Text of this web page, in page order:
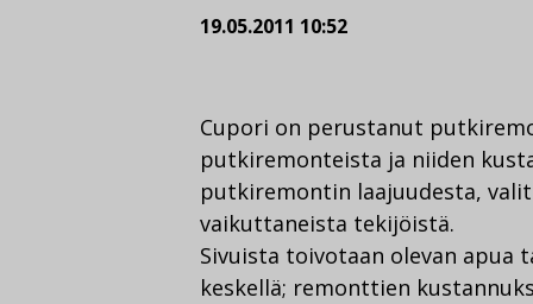
19.05.2011 10:52
Cupori on perustanut
putkiremonteista ja niiden
putkiremontin laajuudesta,
vaikuttaneista tekijöistä.
Sivuista toivotaan olevan apua
keskellä; remonttien